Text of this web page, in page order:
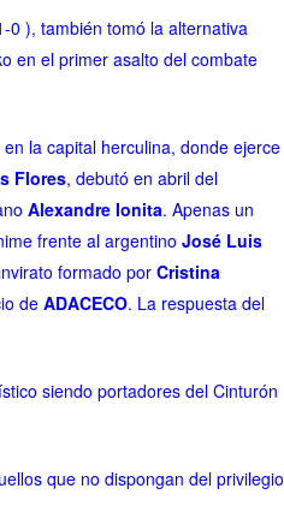
0 ), también tomó la alternativa
en el primer asalto del combate
la capital herculina, donde ejerce
Flores, debutó en abril del
Alexandre Ionita. Apenas un
frente al argentino José Luis
formado porCristina
de ADACECO. La respuesta del
siendo portadores del Cinturón
que no dispongan del privilegio